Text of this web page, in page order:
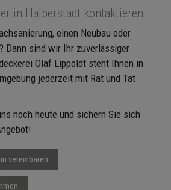
in Halberstadt kontaktieren
einen Neubau oder
Dann sind wir Ihr zuverlässiger
Olaf Lippoldt steht Ihnen in
jederzeit mit Rat und Tat
noch heute und sichern Sie sich
vereinbaren